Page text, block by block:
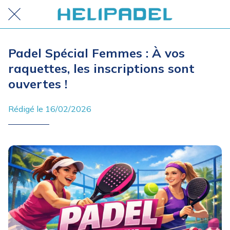
Padel Spécial Femmes : À vos
raquettes, les inscriptions sont
ouvertes !
Rédigé le 16/02/2026